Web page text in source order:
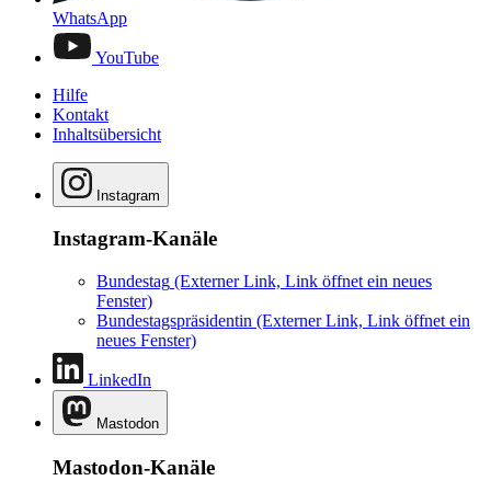
WhatsApp
YouTube
Hilfe
Kontakt
Inhaltsübersicht
Instagram
Instagram-Kanäle
Bundestag (Externer Link, Link öffnet ein neues
Fenster)
Bundestagspräsidentin (Externer Link, Link öffnet ein
neues Fenster)
LinkedIn
Mastodon
Mastodon-Kanäle